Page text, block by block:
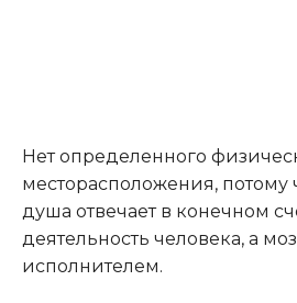
Нет определенного
месторасположения, потому
душа отвечает в конечном
деятельность человека, а
исполнителем.